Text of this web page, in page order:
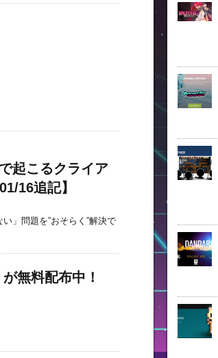
起こるクライア
16追記】
」問題を”おそらく”解決で
無料配布中！